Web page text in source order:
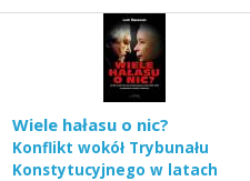
Wiele hałasu o nic?
Konflikt wokół Trybunału
Konstytucyjnego w latach